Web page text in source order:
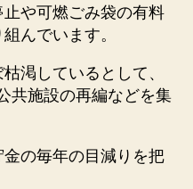
や可燃ごみ袋の有料
んでいます。
渇しているとして、
共施設の再編などを集
の毎年の目減りを把